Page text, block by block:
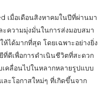
เมื่อเดือนสิงหาคมในปีที่ผ่านมา
ะความมุ่งมั่นในการส่งมอบสมา
ได้มากที่สุด โดยเฉพาะอย่างยิ่ง
ที่ดีเพื่อการดำเนินชีวิตที่สะดวก
คลื่อนไปในหลากหลายรูปแบบ
ะโอกาสใหม่ๆ ที่เกิดขึ้นจาก